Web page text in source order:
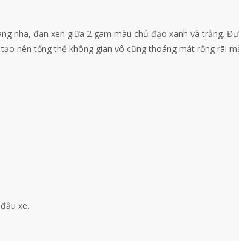
nhã, đan xen giữa 2 gam màu chủ đạo xanh và trắng.
nên tổng thể không gian vô cũng thoáng mát rộng rãi
xe.